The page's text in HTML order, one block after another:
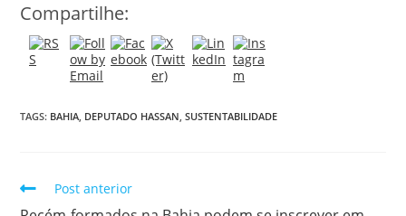
Compartilhe:
TAGS: BAHIA, DEPUTADO HASSAN, SUSTENTABILIDADE
Post anterior